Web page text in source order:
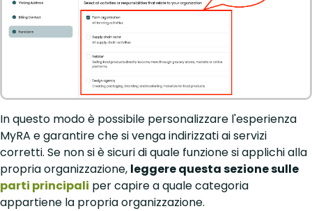
In questo modo è possibile personalizzare l'esperienza
MyRA e garantire che si venga indirizzati ai servizi
corretti. Se non si è sicuri di quale funzione si applichi alla
propria organizzazione, leggere questa sezione sulle
parti principali per capire a quale categoria
appartiene la propria organizzazione.